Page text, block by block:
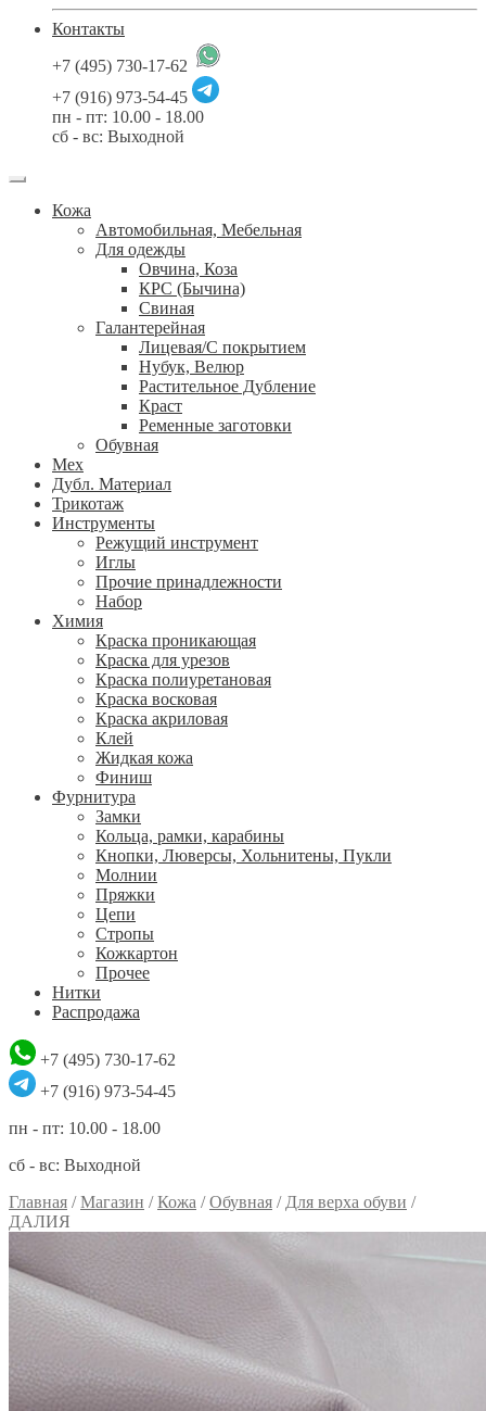
Контакты
+7 (495) 730-17-62
+7 (916) 973-54-45
пн - пт: 10.00 - 18.00
сб - вс: Выходной
Кожа
Автомобильная, Мебельная
Для одежды
Овчина, Коза
КРС (Бычина)
Свиная
Галантерейная
Лицевая/С покрытием
Нубук, Велюр
Растительное Дубление
Краст
Ременные заготовки
Обувная
Мех
Дубл. Материал
Трикотаж
Инструменты
Режущий инструмент
Иглы
Прочие принадлежности
Набор
Химия
Краска проникающая
Краска для урезов
Краска полиуретановая
Краска восковая
Краска акриловая
Клей
Жидкая кожа
Финиш
Фурнитура
Замки
Кольца, рамки, карабины
Кнопки, Люверсы, Хольнитены, Пукли
Молнии
Пряжки
Цепи
Стропы
Кожкартон
Прочее
Нитки
Распродажа
+7 (495) 730-17-62
+7 (916) 973-54-45
пн - пт: 10.00 - 18.00
сб - вс: Выходной
Главная /Магазин /Кожа /Обувная / Для верха обуви /
ДАЛИЯ